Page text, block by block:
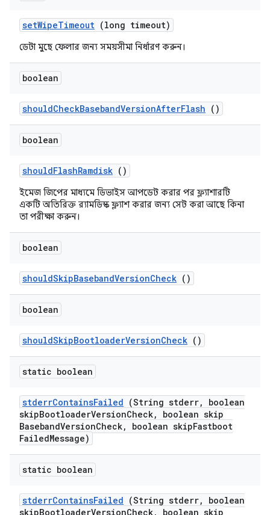
setWipeTimeout (long timeout)
ডেটা মুছে ফেলার জন্য সময়সীমা নির্ধারণ করুন।
boolean
shouldCheckBasebandVersionAfterFlash ()
boolean
shouldFlashRamdisk ()
ইমেজ জিপের মাধ্যমে ডিভাইস আপডেট করার পর ফ্ল্যাশারটি
একটি অতিরিক্ত র‍্যামডিস্ক ফ্ল্যাশ করার জন্য সেট করা আছে কিনা
তা পরীক্ষা করুন।
boolean
shouldSkipBasebandVersionCheck ()
boolean
shouldSkipBootloaderVersionCheck ()
static boolean
stderrContainsFailed (String stderr,
boolean
skipBootloaderVersionCheck,
boolean skip
BasebandVersionCheck, boolean skipFastboot
FailedMessage)
static boolean
stderrContainsFailed (String stderr,
boolean
skipBootloaderVersionCheck,
boolean skip